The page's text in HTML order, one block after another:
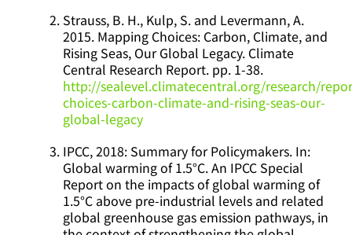
Strauss, B. H., Kulp, S. and Levermann, A.
2015. Mapping Choices: Carbon, Climate, and
Rising Seas, Our Global Legacy. Climate
Central Research Report. pp. 1-38.
http://sealevel.climatecentral.org/research/
choices-carbon-climate-and-rising-seas-our-
global-legacy
IPCC, 2018: Summary for Policymakers. In:
Global warming of 1.5°C. An IPCC Special
Report on the impacts of global warming of
1.5°C above pre-industrial levels and related
global greenhouse gas emission pathways, in